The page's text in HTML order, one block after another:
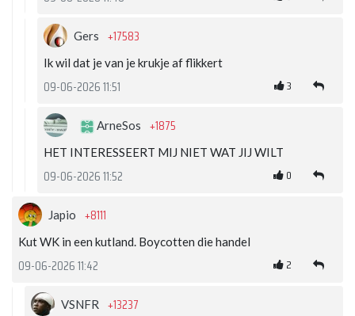
Gers +17583
Ik wil dat je van je krukje af flikkert
09-06-2026 11:51 3
ArneSos +1875
HET INTERESSEERT MIJ NIET WAT JIJ WILT
09-06-2026 11:52 0
Japio +8111
Kut WK in een kutland. Boycotten die handel
09-06-2026 11:42 2
VSNFR +13237